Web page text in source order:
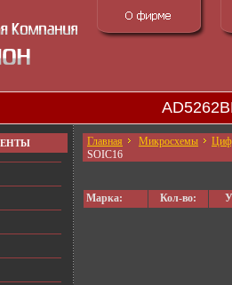
Главная Микросхемы
SOIC16
Марка: Кол-во: